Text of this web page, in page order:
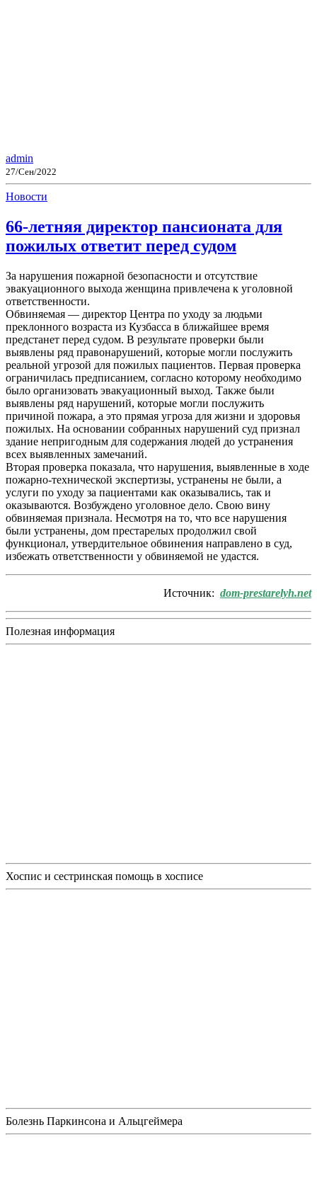
admin
27/Сен/2022
Новости
66-летняя директор пансионата для
пожилых ответит перед судом
За нарушения пожарной безопасности и отсутствие
эвакуационного выхода женщина привлечена к уголовной
ответственности.
Обвиняемая — директор Центра по уходу за людьми
преклонного возраста из Кузбасса в ближайшее время
предстанет перед судом. В результате проверки были
выявлены ряд правонарушений, которые могли послужить
реальной угрозой для пожилых пациентов. Первая проверка
ограничилась предписанием, согласно которому необходимо
было организовать эвакуационный выход. Также были
выявлены ряд нарушений, которые могли послужить
причиной пожара, а это прямая угроза для жизни и здоровья
пожилых. На основании собранных нарушений суд признал
здание непригодным для содержания людей до устранения
всех выявленных замечаний.
Вторая проверка показала, что нарушения, выявленные в ходе
пожарно-технической экспертизы, устранены не были, а
услуги по уходу за пациентами как оказывались, так и
оказываются. Возбуждено уголовное дело. Свою вину
обвиняемая признала. Несмотря на то, что все нарушения
были устранены, дом престарелых продолжил свой
функционал, утвердительное обвинения направлено в суд,
избежать ответственности у обвиняемой не удастся.
Источник: dom-prestarelyh.net
Полезная информация
Хоспис и сестринская помощь в хосписе
Болезнь Паркинсона и Альцгеймера